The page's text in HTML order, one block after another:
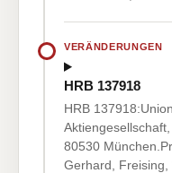
VERÄNDERUNGEN
HRB 137918
HRB
80530
Gerhard, Freising,